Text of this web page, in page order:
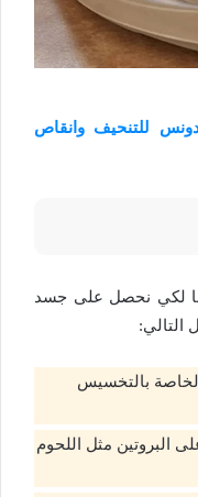
للتنحيف وانقاص
لكي نحصل على جسد
بالتخسيس
البروتين مثل اللحوم